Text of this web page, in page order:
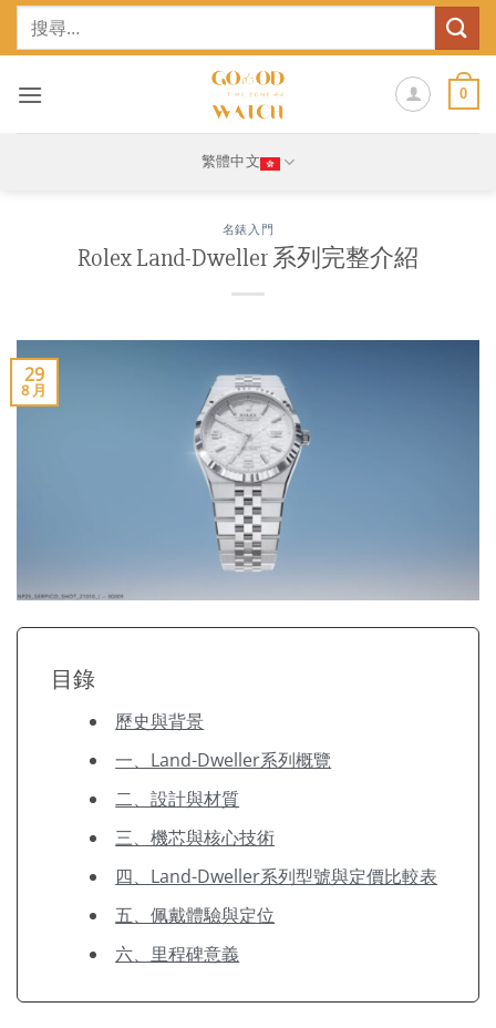
Skip
鍵
0
繁體中文
名錶入門
Rolex Land-Dweller 系列完整介紹
29
8 月
目錄
歷史與背景
一、Land-Dweller系列概覽
二、設計與材質
三、機芯與核心技術
四、Land-Dweller系列型號與定價比較表
五、佩戴體驗與定位
六、里程碑意義